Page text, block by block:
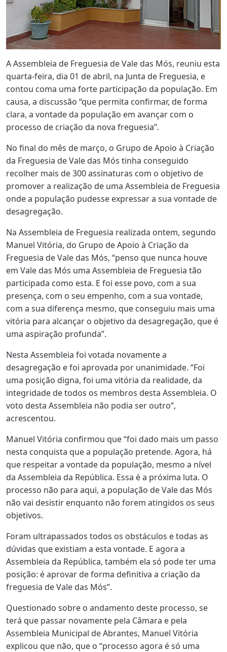
A Assembleia de Freguesia de Vale das Mós, reuniu esta
quarta-feira, dia 01 de abril, na Junta de Freguesia, e
contou coma uma forte participação da população. Em
causa, a discussão “que permita confirmar, de forma
clara, a vontade da população em avançar com o
processo de criação da nova freguesia”.
No final do mês de março, o Grupo de Apoio à Criação
da Freguesia de Vale das Mós tinha conseguido
recolher mais de 300 assinaturas com o objetivo de
promover a realização de uma Assembleia de Freguesia
onde a população pudesse expressar a sua vontade de
desagregação.
Na Assembleia de Freguesia realizada ontem, segundo
Manuel Vitória, do Grupo de Apoio à Criação da
Freguesia de Vale das Mós, “penso que nunca houve
em Vale das Mós uma Assembleia de Freguesia tão
participada como esta. E foi esse povo, com a sua
presença, com o seu empenho, com a sua vontade,
com a sua diferença mesmo, que conseguiu mais uma
vitória para alcançar o objetivo da desagregação, que é
uma aspiração profunda”.
Nesta Assembleia foi votada novamente a
desagregação e foi aprovada por unanimidade. “Foi
uma posição digna, foi uma vitória da realidade, da
integridade de todos os membros desta Assembleia. O
voto desta Assembleia não podia ser outro”,
acrescentou.
Manuel Vitória confirmou que “foi dado mais um passo
nesta conquista que a população pretende. Agora, há
que respeitar a vontade da população, mesmo a nível
da Assembleia da República. Essa é a próxima luta. O
processo não para aqui, a população de Vale das Mós
não vai desistir enquanto não forem atingidos os seus
objetivos.
Foram ultrapassados todos os obstáculos e todas as
dúvidas que existiam a esta vontade. E agora a
Assembleia da República, também ela só pode ter uma
posição: é aprovar de forma definitiva a criação da
freguesia de Vale das Mós”.
Questionado sobre o andamento deste processo, se
terá que passar novamente pela Câmara e pela
Assembleia Municipal de Abrantes, Manuel Vitória
explicou que não, que o “processo agora é só uma